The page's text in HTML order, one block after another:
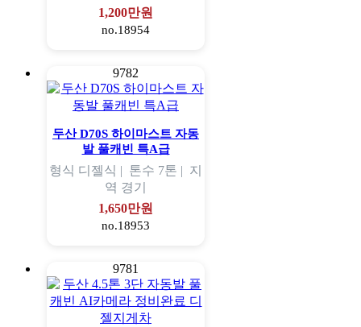
1,200만원
no.18954
9782
두산 D70S 하이마스트 자동
발 풀캐빈 특A급
형식 디젤식 | 톤수 7톤 | 지
역 경기
1,650만원
no.18953
9781